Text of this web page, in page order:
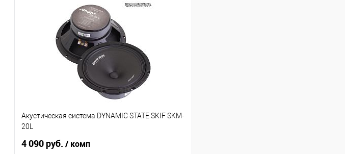
В корзину
Сравнение В избранное
Акустическая система DYNAMIC STATE SKIF SKM-
20L
4 090 руб. / комп